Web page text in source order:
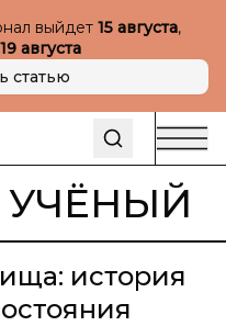
выйдет 15 августа,
19 августа
статью
история